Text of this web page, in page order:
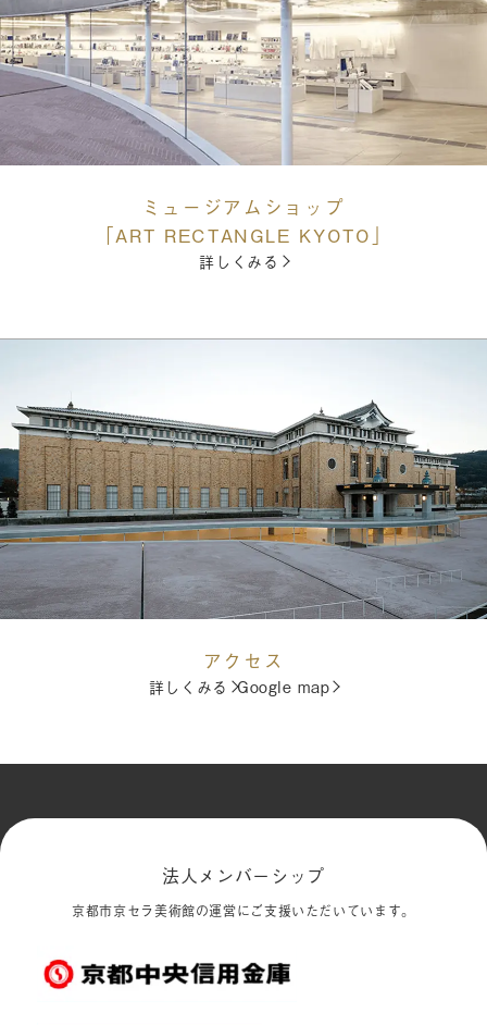
ミュージアムショップ
「ART RECTANGLE KYOTO」
詳しくみる
アクセス
詳しくみる Google map
法人メンバーシップ
京都市京セラ美術館の運営にご支援いただいています。